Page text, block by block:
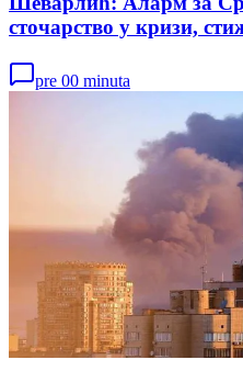
сточарство у кризи,
pre 00 minuta